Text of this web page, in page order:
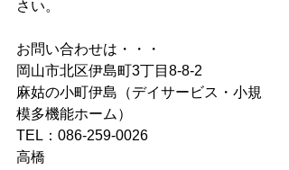
さい。
お問い合わせは・・・
岡山市北区伊島町3丁目8-8-2
麻姑の小町伊島（デイサービス・小規
模多機能ホーム）
TEL：086-259-0026
高橋